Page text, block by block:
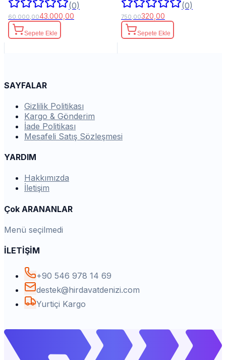
(0)
60.000,0043.000,00
Sepete Ekle
(0)
750,00320,00
Sepete Ekle
SAYFALAR
Gizlilik Politikası
Kargo & Gönderim
İade Politikası
Mesafeli Satış Sözleşmesi
YARDIM
Hakkımızda
İletişim
Çok ARANANLAR
Menü seçilmedi
İLETİŞİM
+90 546 978 14 69
destek@hirdavatdenizi.com
Yurtiçi Kargo